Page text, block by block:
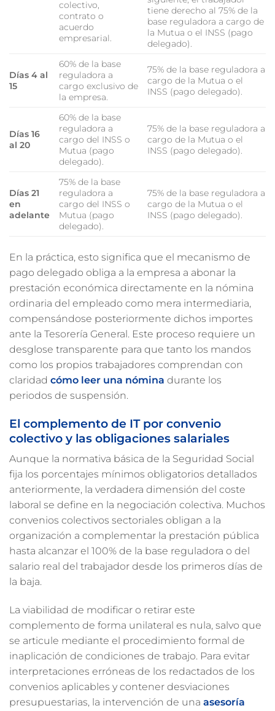
colectivo,
contrato o
acuerdo
empresarial.
tiene derecho al 75% de la
base reguladora a cargo de
la Mutua o el INSS (pago
delegado).
Días 4 al
15
60% de la base
reguladora a
cargo exclusivo de
la empresa.
75% de la base reguladora a
cargo de la Mutua o el
INSS (pago delegado).
Días 16
al 20
60% de la base
reguladora a
cargo del INSS o
Mutua (pago
delegado).
75% de la base reguladora a
cargo de la Mutua o el
INSS (pago delegado).
Días 21
en
adelante
75% de la base
reguladora a
cargo del INSS o
Mutua (pago
delegado).
75% de la base reguladora a
cargo de la Mutua o el
INSS (pago delegado).
En la práctica, esto significa que el mecanismo de
pago delegado obliga a la empresa a abonar la
prestación económica directamente en la nómina
ordinaria del empleado como mera intermediaria,
compensándose posteriormente dichos importes
ante la Tesorería General. Este proceso requiere un
desglose transparente para que tanto los mandos
como los propios trabajadores comprendan con
claridad cómo leer una nómina durante los
periodos de suspensión.
El complemento de IT por convenio
colectivo y las obligaciones salariales
Aunque la normativa básica de la Seguridad Social
fija los porcentajes mínimos obligatorios detallados
anteriormente, la verdadera dimensión del coste
laboral se define en la negociación colectiva. Muchos
convenios colectivos sectoriales obligan a la
organización a complementar la prestación pública
hasta alcanzar el 100% de la base reguladora o del
salario real del trabajador desde los primeros días de
la baja.
La viabilidad de modificar o retirar este
complemento de forma unilateral es nula, salvo que
se articule mediante el procedimiento formal de
inaplicación de condiciones de trabajo. Para evitar
interpretaciones erróneas de los redactados de los
convenios aplicables y contener desviaciones
presupuestarias, la intervención de una asesoría